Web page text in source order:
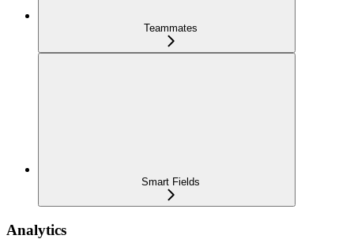
Teammates
Smart Fields
Analytics